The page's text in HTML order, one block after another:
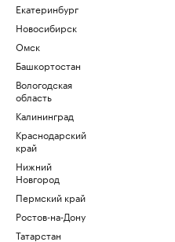
Екатеринбург
Новосибирск
Омск
Башкортостан
Вологодская
область
Калининград
Краснодарский
край
Нижний
Новгород
Пермский край
Ростов-на-Дону
Татарстан